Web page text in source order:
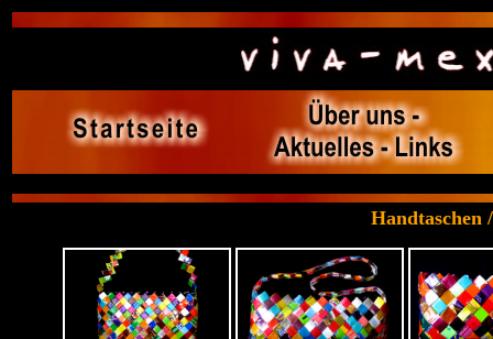
Handtaschen